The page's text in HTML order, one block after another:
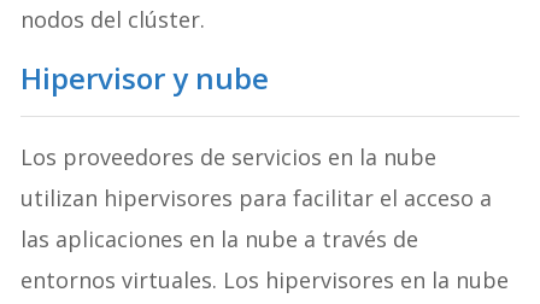
nodos del clúster.
Hipervisor y nube
Los proveedores de servicios en la nube
utilizan hipervisores para facilitar el acceso a
las aplicaciones en la nube a través de
entornos virtuales. Los hipervisores en la nube